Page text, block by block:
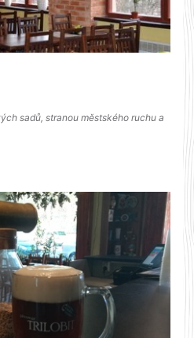
sadů, stranou městského ruchu a